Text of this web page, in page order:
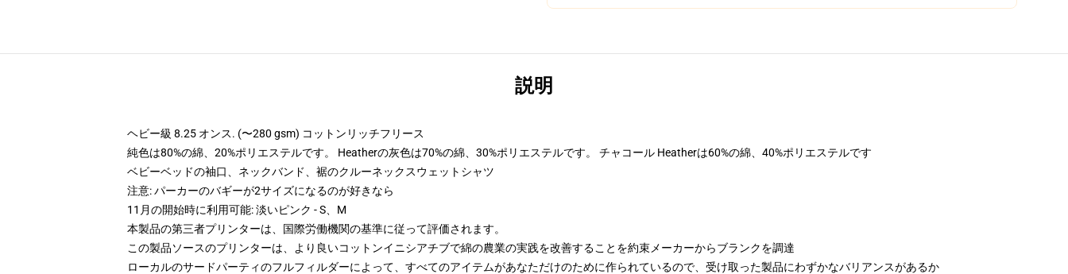
説明
ヘビー級 8.25 オンス. (〜280 gsm) コットンリッチフリース
純色は80%の綿、20%ポリエステルです。 Heatherの灰色は70%の綿、30%ポリエステルです。 チャコール Heatherは60%の綿、40%ポリエステルです
ベビーベッドの袖口、ネックバンド、裾のクルーネックスウェットシャツ
注意: パーカーのバギーが2サイズになるのが好きなら
11月の開始時に利用可能: 淡いピンク - S、M
本製品の第三者プリンターは、国際労働機関の基準に従って評価されます。
この製品ソースのプリンターは、より良いコットンイニシアチブで綿の農業の実践を改善することを約束メーカーからブランクを調達
ローカルのサードパーティのフルフィルダーによって、すべてのアイテムがあなただけのために作られているので、受け取った製品にわずかなバリアンスがあるか